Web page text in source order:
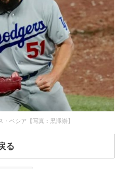
ベシア【写真：黒澤崇】
る